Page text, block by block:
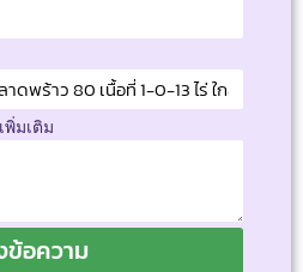
มเติม
ข้อความ